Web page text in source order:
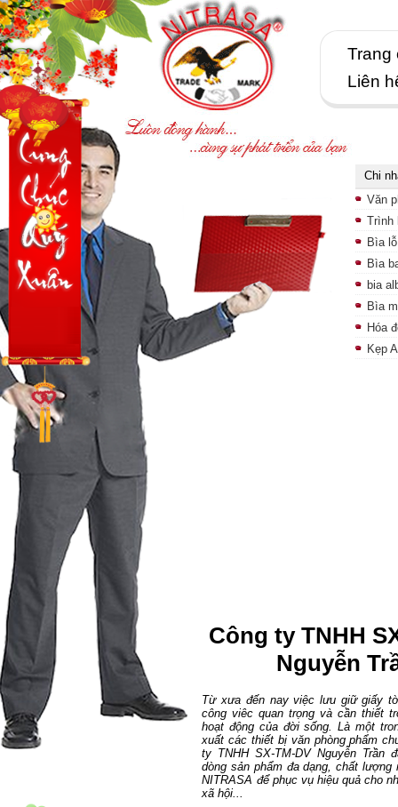
Trang
Liên
Chi
Văn
Trình
Bìa
Bìa
bia
Bìa
Hóa
Kẹp
Công ty TNHH
Nguyễn
Từ xưa đến nay việc lưu giữ giấy
công viêc quan trọng và cần thiết
hoạt động của đời sống. Là một
xuất các thiết bị văn phòng phẩm
ty TNHH SX-TM-DV Nguyễn Trần
dòng sản phẩm đa dạng, chất lượng
NITRASA để phục vụ hiệu quả cho
xã hội...